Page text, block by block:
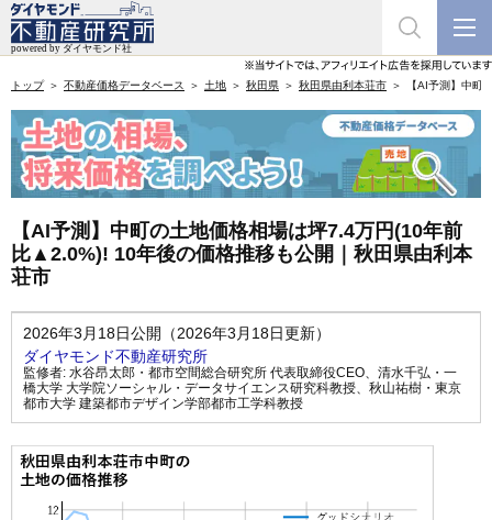
トップ 不動産価格データベース 土地 秋田県 秋田県由利本荘市 【AI予測】中
【AI予測】中町の土地価格相場は坪7.4万円(10年前
比▲2.0%)! 10年後の価格推移も公開｜秋田県由利本
荘市
2026年3月18日公開（2026年3月18日更新）
ダイヤモンド不動産研究所
監修者: 水谷昂太郎・都市空間総合研究所 代表取締役CEO、 清水千弘・一
橋大学 大学院ソーシャル・データサイエンス研究科教授、 秋山祐樹・東京
都市大学 建築都市デザイン学部都市工学科教授